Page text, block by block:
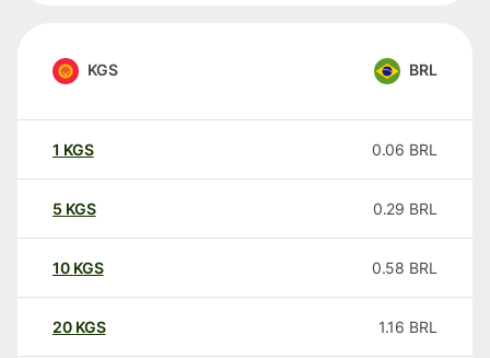
KGS BRL
1 KGS 0.06 BRL
5 KGS 0.29 BRL
10 KGS 0.58 BRL
20 KGS 1.16 BRL